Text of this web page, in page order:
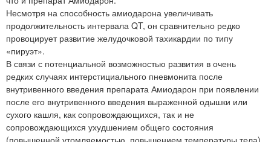
Несмотря на способность амиодарона увеличивать
продолжительность интервала QT, он сравнительно редко
провоцирует развитие желудочковой тахикардии по типу
«пируэт».
В связи с потенциальной возможностью развития в очень
редких случаях интерстициального пневмонита после
внутривенного введения препарата Амиодарон при появлении
после его внутривенного введения выраженной одышки или
сухого кашля, как сопровождающихся, так и не
сопровождающихся ухудшением общего состояния